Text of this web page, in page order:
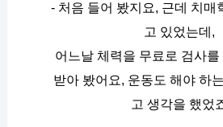
- 처음 들어 봤지요, 근데 치매
고 있었는데,
어느날 체력을 무료로 검사를
받아 봤어요, 운동도 해야 하
고 생각을 했었